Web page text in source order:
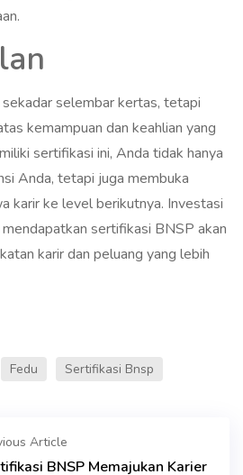
selembar kertas, tetapi
kemampuan dan keahlian yang
sertifikasi ini, Anda tidak hanya
Anda, tetapi juga membuka
karir ke level berikutnya. Investasi
sertifikasi BNSP akan
karir dan peluang yang lebih
Fedu Sertifikasi Bnsp
Article
BNSP Memajukan Karier